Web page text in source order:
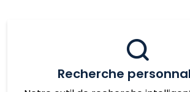
Recherche